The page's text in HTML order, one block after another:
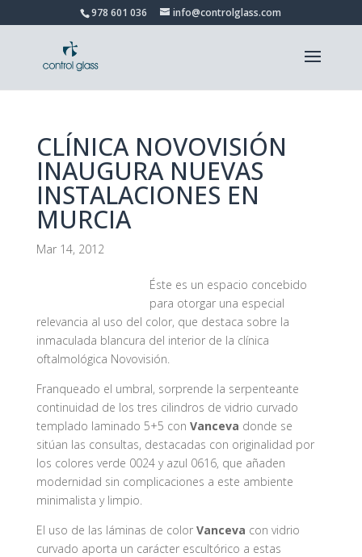
978 601 036 info@controlglass.com
CLÍNICA NOVOVISIÓN
INAUGURA NUEVAS
INSTALACIONES EN
MURCIA
Mar 14, 2012
Éste es un espacio concebido
para otorgar una especial
relevancia al uso del color, que destaca sobre la
inmaculada blancura del interior de la clínica
oftalmológica Novovisión.
Franqueado el umbral, sorprende la serpenteante
continuidad de los tres cilindros de vidrio curvado
templado laminado 5+5 con Vanceva donde se
sitúan las consultas, destacadas con originalidad por
los colores verde 0024 y azul 0616, que añaden
modernidad sin complicaciones a este ambiente
minimalista y limpio.
El uso de las láminas de color Vanceva con vidrio
curvado aporta un carácter escultórico a estas